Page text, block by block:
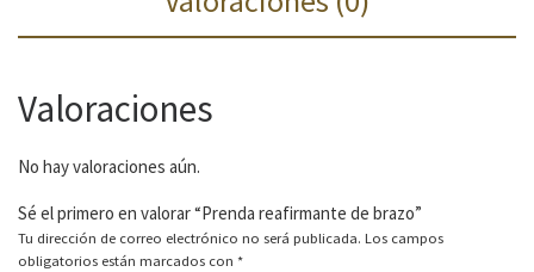
Valoraciones
No hay valoraciones aún.
Sé el primero en valorar “Prenda reafirmante de brazo”
Tu dirección de correo electrónico no será publicada. Los campos
obligatorios están marcados con *